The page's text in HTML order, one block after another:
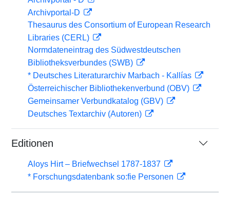
Archivportal-D
Thesaurus des Consortium of European Research
Libraries (CERL)
Normdateneintrag des Südwestdeutschen
Bibliotheksverbundes (SWB)
* Deutsches Literaturarchiv Marbach - Kallías
Österreichischer Bibliothekenverbund (OBV)
Gemeinsamer Verbundkatalog (GBV)
Deutsches Textarchiv (Autoren)
Editionen
Aloys Hirt – Briefwechsel 1787-1837
* Forschungsdatenbank so:fie Personen